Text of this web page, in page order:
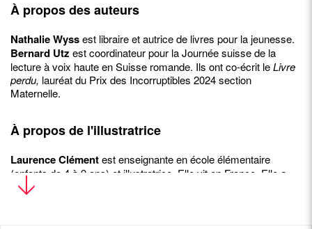
À propos des auteurs
Nathalie Wyssest libraire et autrice de livres pour la jeunesse.
Bernard Utz est coordinateur pour la Journée suisse de la
lecture à voix haute en Suisse romande. Ils ont co-écrit leLivre
perdu, lauréat du Prix des Incorruptibles 2024 section
Maternelle.
À propos de l'illustratrice
Laurence Clémentest enseignante en école élémentaire
(enfants de 4 à 9 ans) et illustratrice. Elle vit en France. Elle a
illustré
2024 section Maternelle.